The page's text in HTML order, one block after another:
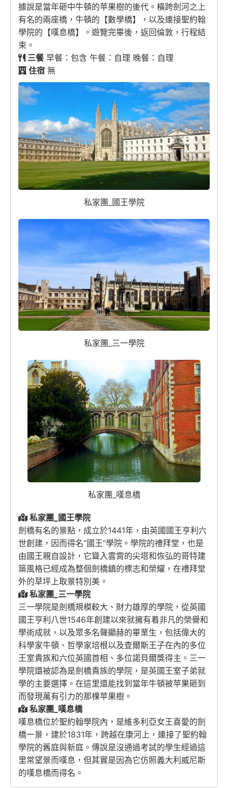
據說是當年砸中牛頓的苹果樹的後代。橫跨劍河之上
有名的兩座橋，牛頓的【數學橋】，以及連接聖約翰
學院的【嘆息橋】。遊覽完畢後，返回倫敦，行程結
束。
三餐早餐：包含 午餐：自理 晚餐：自理
住宿 無
私家團_國王學院
私家團_三一學院
私家團_嘆息橋
私家團_國王學院
劍橋有名的景點，成立於1441年，由英國國王亨利六
世創建，因而得名“國王”學院。學院的禮拜堂，也是
由國王親自設計，它聳入雲霄的尖塔和恢弘的哥特建
築風格已經成為整個劍橋鎮的標志和榮耀，在禮拜堂
外的草坪上取景特別美。
私家團_三一學院
三一學院是劍橋規模較大、財力雄厚的學院，從英國
國王亨利八世1546年創建以來就擁有着非凡的榮譽和
學術成就，以及眾多名聲顯赫的畢業生，包括偉大的
科學家牛頓、哲學家培根以及查爾斯王子在內的多位
王室貴族和六位英國首相、多位諾貝爾獎得主。三一
學院還被認為是劍橋貴族的學院，是英國王室子弟就
學的主要選擇。在這里還能找到當年牛頓被苹果砸到
而發現萬有引力的那棵苹果樹。
私家團_嘆息橋
嘆息橋位於聖約翰學院內，是維多利亞女王喜愛的劍
橋一景，建於1831年，跨越在康河上，連接了聖約翰
學院的舊庭與新庭。傳說是沒通過考試的學生經過這
里常望景而嘆息，但其實是因為它仿照義大利威尼斯
的嘆息橋而得名。